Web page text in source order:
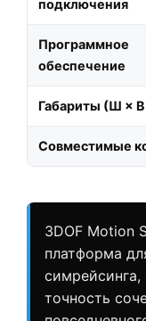
подключения
Программное
обеспечение
Габариты (Ш × В
Совместимые
3DOF Motion
платформа
точность